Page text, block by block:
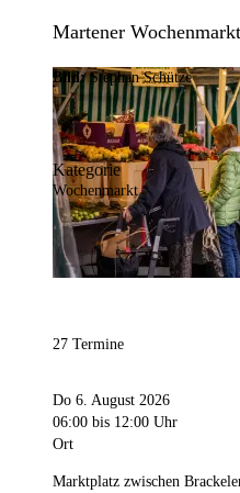
Martener Wochenmarkt
Bild:Stephan Schütze
Kategorie
Wochenmarkt
27 Termine
Do 6. August 2026
06:00 bis 12:00 Uhr
Ort
Marktplatz zwischen